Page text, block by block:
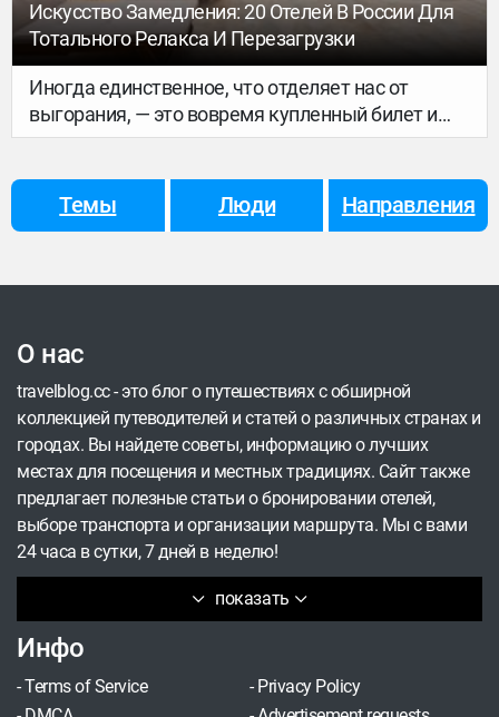
Искусство Замедления: 20 Отелей В России Для
Тотального Релакса И Перезагрузки
Иногда единственное, что отделяет нас от
выгорания, — это вовремя купленный билет и
номер с видом на сосны или горные вершины. В
ритм жизни, тишина становится новой
роскошью.
Темы Люди Направления
О нас
показать
travelblog.cc - это блог о путешествиях с обширной
коллекцией путеводителей и статей о различных странах и
городах. Вы найдете советы, информацию о лучших
местах для посещения и местных традициях. Сайт также
предлагает полезные статьи о бронировании отелей,
выборе транспорта и организации маршрута. Мы с вами
24 часа в сутки, 7 дней в неделю!
Инфо
-Terms of Service - Privacy Policy